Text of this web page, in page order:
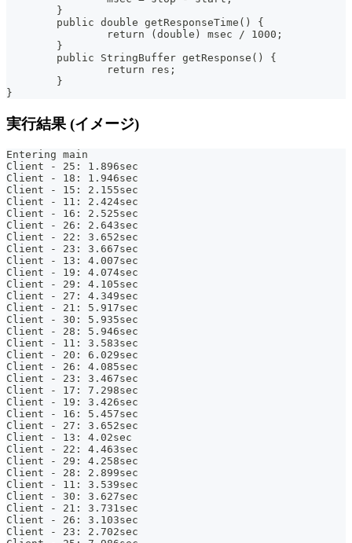
	}
	public double getResponseTime() {
		return (double) msec / 1000;
	}
	public StringBuffer getResponse() {
		return res;
	}
}
実行結果 (イメージ)
Entering main
Client - 25: 1.896sec
Client - 18: 1.946sec
Client - 15: 2.155sec
Client - 11: 2.424sec
Client - 16: 2.525sec
Client - 26: 2.643sec
Client - 22: 3.652sec
Client - 23: 3.667sec
Client - 13: 4.007sec
Client - 19: 4.074sec
Client - 29: 4.105sec
Client - 27: 4.349sec
Client - 21: 5.917sec
Client - 30: 5.935sec
Client - 28: 5.946sec
Client - 11: 3.583sec
Client - 20: 6.029sec
Client - 26: 4.085sec
Client - 23: 3.467sec
Client - 17: 7.298sec
Client - 19: 3.426sec
Client - 16: 5.457sec
Client - 27: 3.652sec
Client - 13: 4.02sec
Client - 22: 4.463sec
Client - 29: 4.258sec
Client - 28: 2.899sec
Client - 11: 3.539sec
Client - 30: 3.627sec
Client - 21: 3.731sec
Client - 26: 3.103sec
Client - 23: 2.702sec